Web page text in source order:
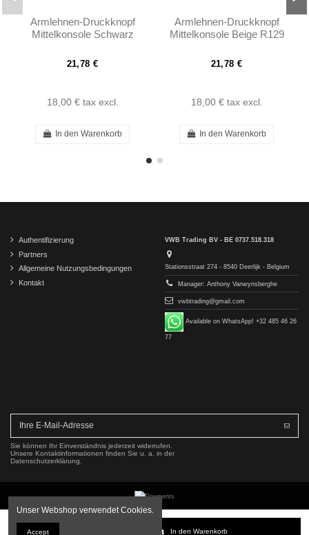
In den Warenkorb
Armlehnen-Druckknopf
Mittelkonsole Schwarz
21,78 €
18,00 € tax excl.
In den Warenkorb
Armlehnen-Druckknopf
Mittelkonsole Beige R129
21,78 €
18,00 € tax excl.
In den Warenkorb
Authentifizierung
Partners
Allgemeine Nutzungsbedingungen
Kontakt
VWB Trading BV - BE 0737.518.318
Stationsstraat 274 - 8540 Deerlijk - Belgium
Manager: Anthony Vanwynsberghe
vwbtrading@gmail.com
Available on WhatsApp! +32 485 46 26
77
Sie können Ihr Einverständnis jederzeit widerrufen.
Unsere Kontaktinformationen finden Sie u. a. in der
Datenschutzerklärung.
Copyright © 2016-2026 VWB Trading BV. All rights reserved.
Die Firma VWB Trading ist nicht mit der Mercedes-Benz Group AG verbunden, von dieser autorisiert
Unser Webshop verwendet Cookies.
Accept